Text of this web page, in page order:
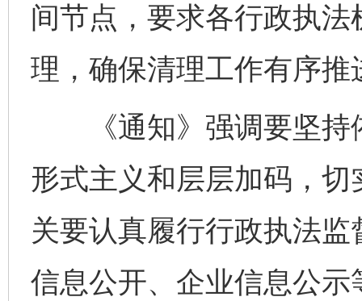
间节点，要求各行政执
理，确保清理工作有序推
《通知》强调要坚持
形式主义和层层加码，
关要认真履行行政执法
信息公开、企业信息公